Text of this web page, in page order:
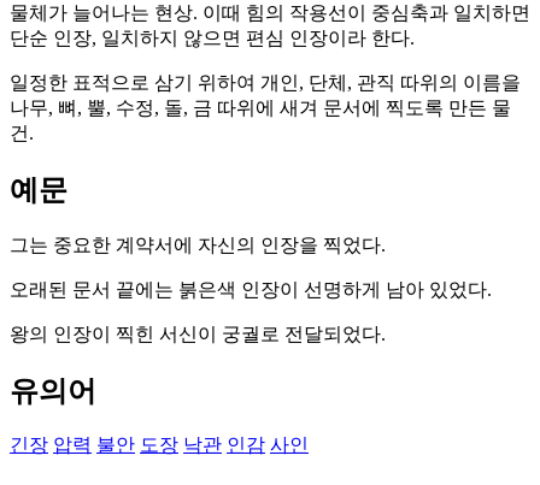
물체가 늘어나는 현상. 이때 힘의 작용선이 중심축과 일치하면
단순 인장, 일치하지 않으면 편심 인장이라 한다.
일정한 표적으로 삼기 위하여 개인, 단체, 관직 따위의 이름을
나무, 뼈, 뿔, 수정, 돌, 금 따위에 새겨 문서에 찍도록 만든 물
건.
예문
그는 중요한 계약서에 자신의 인장을 찍었다.
오래된 문서 끝에는 붉은색 인장이 선명하게 남아 있었다.
왕의 인장이 찍힌 서신이 궁궐로 전달되었다.
유의어
긴장 압력 불안 도장 낙관 인감 사인